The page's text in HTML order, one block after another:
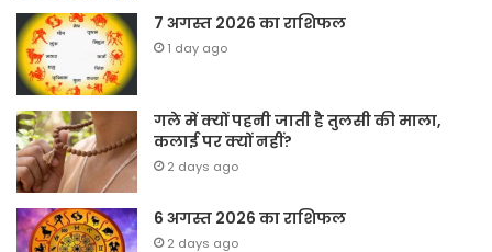
7 अगस्त 2026 का राशिफल
1 day ago
गले में क्यों पहनी जाती है तुलसी की माला,
कलाई पर क्यों नहीं?
2 days ago
6 अगस्त 2026 का राशिफल
2 days ago